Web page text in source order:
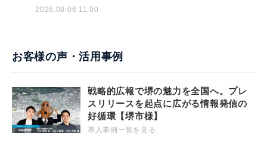
2026.08.06 11:00
お客様の声・活用事例
戦略的広報で堺の魅力を全国へ。プレ
スリリースを起点に広がる情報発信の
好循環【堺市様】
導入事例一覧を見る